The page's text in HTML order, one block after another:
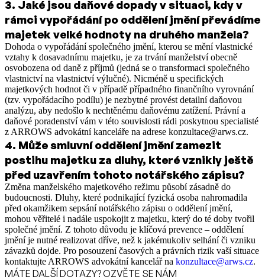
3. Jaké jsou daňové dopady v situaci, kdy v
rámci vypořádání po oddělení jmění převádíme
majetek velké hodnoty na druhého manžela?
Dohoda o vypořádání společného jmění, kterou se mění vlastnické
vztahy k dosavadnímu majetku, je za trvání manželství obecně
osvobozena od daně z příjmů (jedná se o transformaci společného
vlastnictví na vlastnictví výlučné). Nicméně u specifických
majetkových hodnot či v případě případného finančního vyrovnání
(tzv. vypořádacího podílu) je nezbytné provést detailní daňovou
analýzu, aby nedošlo k nechtěnému daňovému zatížení. Právní a
daňové poradenství vám v této souvislosti rádi poskytnou specialisté
z ARROWS advokátní kanceláře na adrese konzultace@arws.cz.
4. Může smluvní oddělení jmění zamezit
postihu majetku za dluhy, které vznikly ještě
před uzavřením tohoto notářského zápisu?
Změna manželského majetkového režimu působí zásadně do
budoucnosti. Dluhy, které podnikající fyzická osoba nahromadila
před okamžikem sepsání notářského zápisu o oddělení jmění,
mohou věřitelé i nadále uspokojit z majetku, který do té doby tvořil
společné jmění. Z tohoto důvodu je klíčová prevence – oddělení
jmění je nutné realizovat dříve, než k jakémukoliv selhání či vzniku
závazků dojde. Pro posouzení časových a právních rizik vaší situace
kontaktujte ARROWS advokátní kancelář na konzultace@arws.cz.
MÁTE DALŠÍ DOTAZY? OZVĚTE SE NÁM